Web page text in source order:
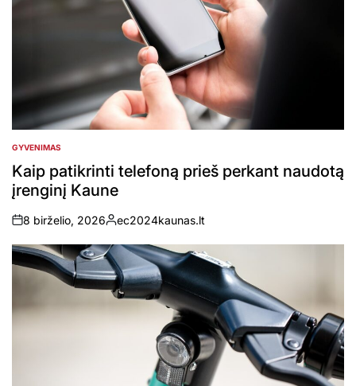
POSTED
IN
GYVENIMAS
Kaip patikrinti telefoną prieš perkant naudotą
įrenginį Kaune
on
8 birželio, 2026
Posted
by
ec2024kaunas.lt